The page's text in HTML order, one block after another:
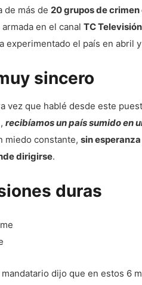
de más de 20 grupos de
en el canal TC
experimentado el país en abril
sincero
vez que hablé desde este
recibíamos un país sumido en
miedo constante, sin
dirigirse.
duras
dijo que en estos 6